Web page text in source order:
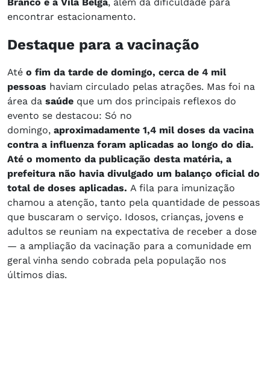
encontrar estacionamento.
Destaque para a vacinação
Até o fim da tarde de domingo, cerca de 4 mil
pessoas haviam circulado pelas atrações. Mas foi na
área da saúde que um dos principais reflexos do
evento se destacou: Só no
domingo, aproximadamente 1,4 mil doses da vacina
contra a influenza foram aplicadas ao longo do dia.
Até o momento da publicação desta matéria, a
prefeitura não havia divulgado um balanço oficial do
total de doses aplicadas. A fila para imunização
chamou a atenção, tanto pela quantidade de pessoas
que buscaram o serviço. Idosos, crianças, jovens e
adultos se reuniam na expectativa de receber a dose
— a ampliação da vacinação para a comunidade em
geral vinha sendo cobrada pela população nos
últimos dias.